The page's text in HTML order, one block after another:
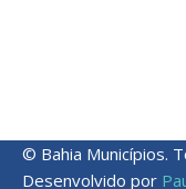
© Bahia Municípios.
Desenvolvido por